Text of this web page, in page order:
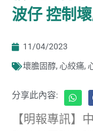
波仔 控制
11/04/2023
壞膽固醇, 心絞痛,
分享此內容:
【明報專訊】